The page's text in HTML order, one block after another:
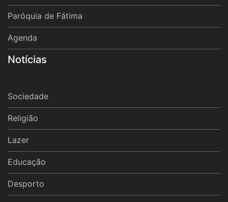
Paróquia de Fátima
Agenda
Notícias
Sociedade
Religião
Lazer
Educação
Desporto